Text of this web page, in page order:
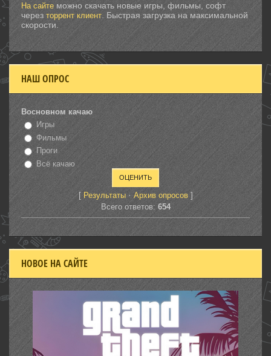
На сайте можно скачать новые игры, фильмы, софт
через торрент клиент . Быстрая загрузка на максимальной
скорости.
НАШ ОПРОС
Восновном качаю
Игры
Фильмы
Проги
Всё качаю
[ Результаты· Архив опросов]
Всего ответов: 654
НОВОЕ НА САЙТЕ